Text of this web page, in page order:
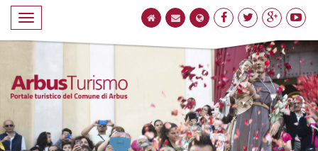
Navigatione
compatta